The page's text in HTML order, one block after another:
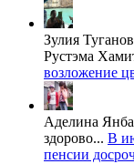
Зулия
Рустэма
возложение
Аделина
здорово... В
пенсии